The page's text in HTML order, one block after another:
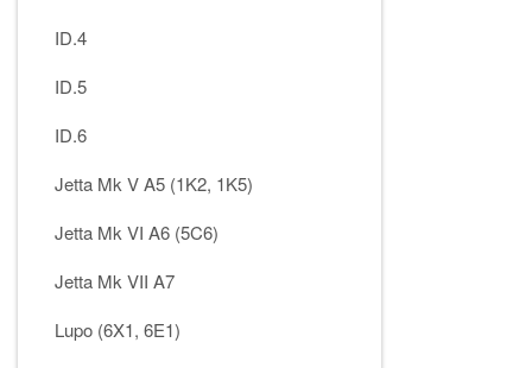
ID.4
ID.5
ID.6
Jetta Mk V A5 (1K2, 1K5)
Jetta Mk VI A6 (5C6)
Jetta Mk VII A7
Lupo (6X1, 6E1)